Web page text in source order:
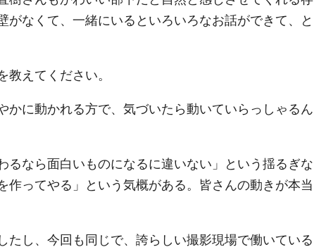
なくて、一緒にいるといろいろなお話ができて、と
えてください。
かに動かれる方で、気づいたら動いていらっしゃるん
るなら面白いものになるに違いない」という揺るぎな
作ってやる」という気概がある。皆さんの動きが本当
たし、今回も同じで、誇らしい撮影現場で働いている